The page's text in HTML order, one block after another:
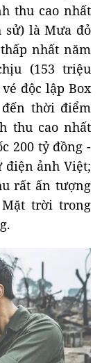
thu cao nhất
sử) là Mưa đỏ
nhất năm
(153 triệu
độc lập Box
thời điểm
thu cao nhất
200 tỷ đồng -
điện ảnh Việt;
rất ấn tượng
trời trong